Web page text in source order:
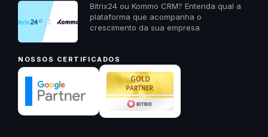
Bitrix24 ou Kommo CRM? Entenda qual a
plataforma que acompanha o
crescimento da sua empresa
NOSSOS CERTIFICADOS